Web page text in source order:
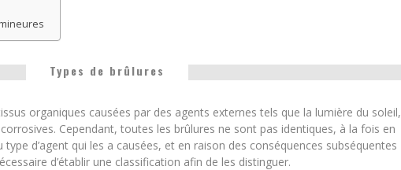
Types de brûlures
organiques causées par des agents externes tels que la lumière du soleil,
Cependant, toutes les brûlures ne sont pas identiques, à la fois en
d’agent qui les a causées, et en raison des conséquences subséquentes
d’établir une classification afin de les distinguer.